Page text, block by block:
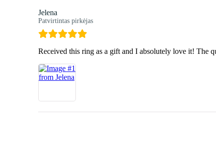
Jelena
Patvirtintas pirkėjas
Received this ring as a gift and I absolutely love it! The